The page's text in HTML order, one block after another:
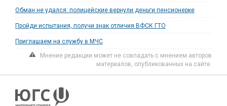
Обман не удался: полицейские вернули деньги пенсионерке
Пройди испытания, получи знак отличия ВФСК ГТО
Приглашаем на службу в МЧС
Мнение редакции может не совпадать с мнением авторов
материалов, опубликованных на сайте.